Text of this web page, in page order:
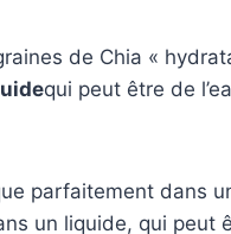
de Chia «
qui peut être de
parfaitement dans
un liquide, qui peut